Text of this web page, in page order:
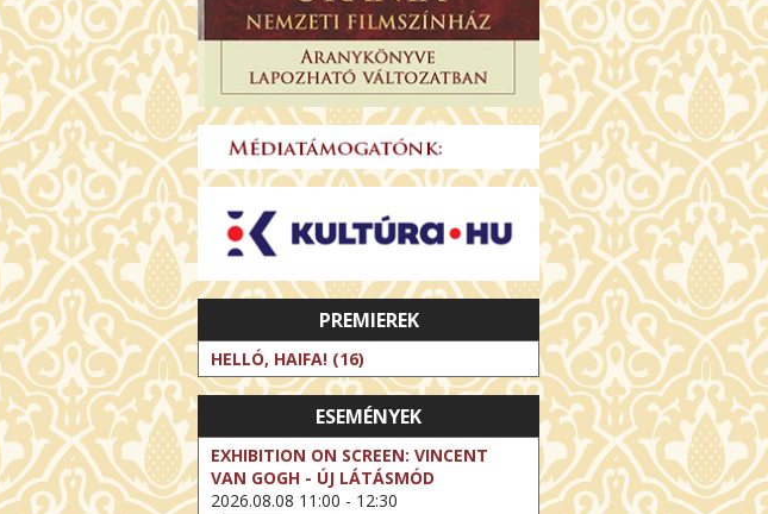
PREMIEREK
HELLÓ, HAIFA! (16)
ESEMÉNYEK
EXHIBITION ON SCREEN: VINCENT
VAN GOGH - ÚJ LÁTÁSMÓD
2026.08.08 11:00 - 12:30